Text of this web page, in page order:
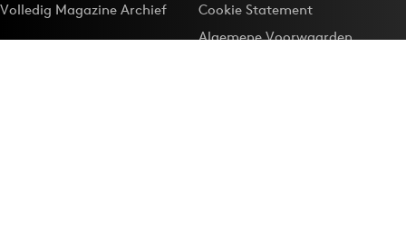
Volledig Magazine Archief
Cookie Statement
Algemene Voorwaarden